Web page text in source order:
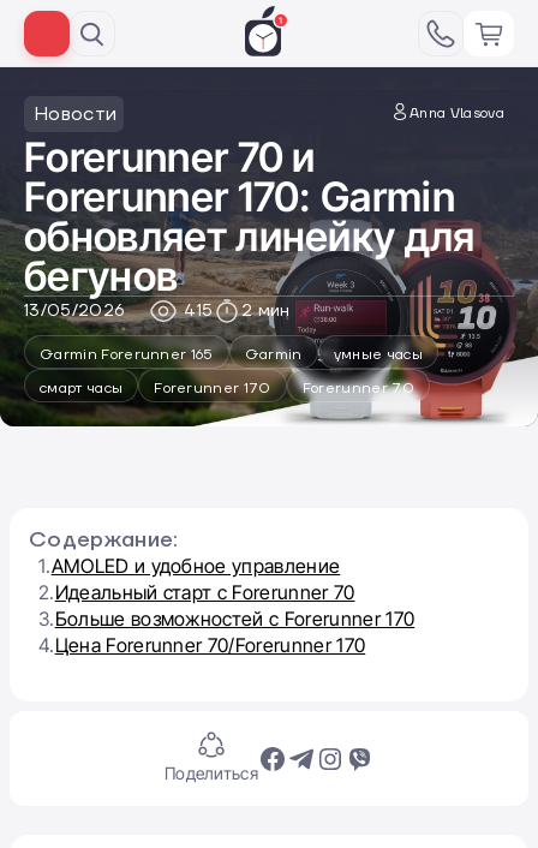
Новости Anna Vlasova
Forerunner 70 и
Forerunner 170: Garmin
обновляет линейку для
бегунов
13/05/2026 415 2 мин
Garmin Forerunner 165 Garmin
умные часы
смарт часы
Forerunner 170 Forerunner 70
Поделиться
Содержание:
1.AMOLED и удобное управление
2.Идеальный старт с Forerunner 70
3.Больше возможностей с Forerunner 170
4.Цена Forerunner 70/Forerunner 170